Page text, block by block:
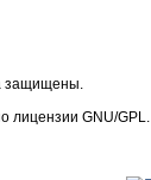
защищены.
лицензии GNU/GPL.